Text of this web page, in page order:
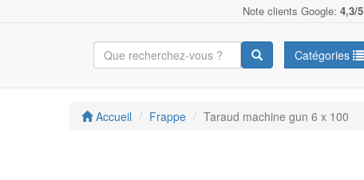
Note clients Google: 4,3/5
Catégories
Accueil Frappe Taraud machine gun 6 x 100